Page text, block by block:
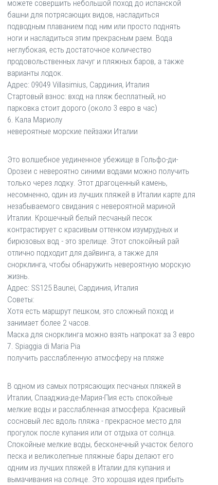
можете совершить небольшой поход до испанской
башни для потрясающих видов, насладиться
подводным плаванием под ним или просто поднять
ноги и насладиться этим прекрасным раем. Вода
неглубокая, есть достаточное количество
продовольственных лачуг и пляжных баров, а также
варианты лодок.
Адрес: 09049 Villasimius, Сардиния, Италия
Стартовый взнос: вход на пляж бесплатный, но
парковка стоит дорого (около 3 евро в час)
6. Кала Мариолу
невероятные морские пейзажи Италии
Это волшебное уединенное убежище в Гольфо-ди-
Орозеи с невероятно синими водами можно получить
только через лодку. Этот драгоценный камень,
несомненно, один из лучших пляжей в Италии карте для
незабываемого свидания с невероятной мариной
Италии. Крошечный белый песчаный песок
контрастирует с красивым оттенком изумрудных и
бирюзовых вод - это зрелище. Этот спокойный рай
отлично подходит для дайвинга, а также для
снорклинга, чтобы обнаружить невероятную морскую
жизнь.
Адрес: SS125 Baunei, Сардиния, Италия
Советы:
Хотя есть маршрут пешком, это сложный поход и
занимает более 2 часов.
Маска для снорклинга можно взять напрокат за 3 евро
7. Spiaggia di Maria Pia
получить расслабленную атмосферу на пляже
В одном из самых потрясающих песчаных пляжей в
Италии, Спааджиа-де-Мария-Пия есть спокойные
мелкие воды и расслабленная атмосфера. Красивый
сосновый лес вдоль пляжа - прекрасное место для
прогулок после купания или от отдыха от солнца.
Спокойные мелкие воды, бесконечный участок белого
песка и великолепные пляжные бары делают его
одним из лучших пляжей в Италии для купания и
вымачивания на солнце. Это хорошая идея прибыть